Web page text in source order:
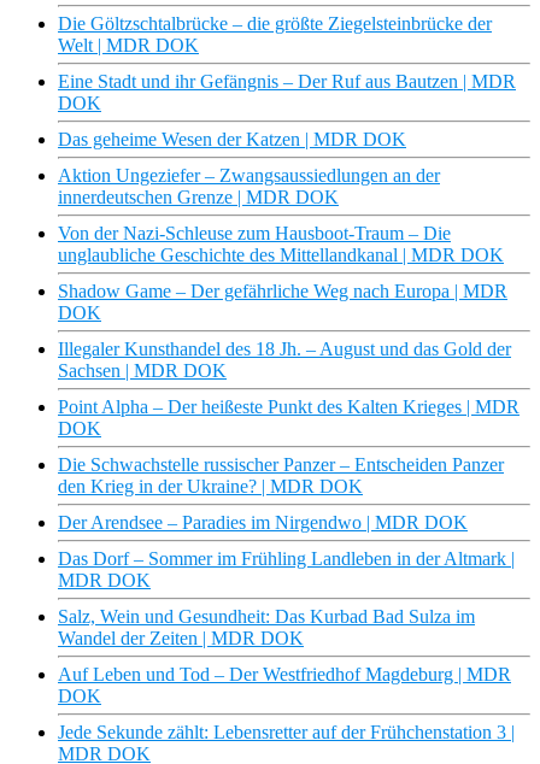
Die Göltzschtalbrücke – die größte Ziegelsteinbrücke der
Welt | MDR DOK
Eine Stadt und ihr Gefängnis – Der Ruf aus Bautzen | MDR
DOK
Das geheime Wesen der Katzen | MDR DOK
Aktion Ungeziefer – Zwangsaussiedlungen an der
innerdeutschen Grenze | MDR DOK
Von der Nazi-Schleuse zum Hausboot-Traum – Die
unglaubliche Geschichte des Mittellandkanal | MDR DOK
Shadow Game – Der gefährliche Weg nach Europa | MDR
DOK
Illegaler Kunsthandel des 18 Jh. – August und das Gold der
Sachsen | MDR DOK
Point Alpha – Der heißeste Punkt des Kalten Krieges | MDR
DOK
Die Schwachstelle russischer Panzer – Entscheiden Panzer
den Krieg in der Ukraine? | MDR DOK
Der Arendsee – Paradies im Nirgendwo | MDR DOK
Das Dorf – Sommer im Frühling Landleben in der Altmark |
MDR DOK
Salz, Wein und Gesundheit: Das Kurbad Bad Sulza im
Wandel der Zeiten | MDR DOK
Auf Leben und Tod – Der Westfriedhof Magdeburg | MDR
DOK
Jede Sekunde zählt: Lebensretter auf der Frühchenstation 3 |
MDR DOK